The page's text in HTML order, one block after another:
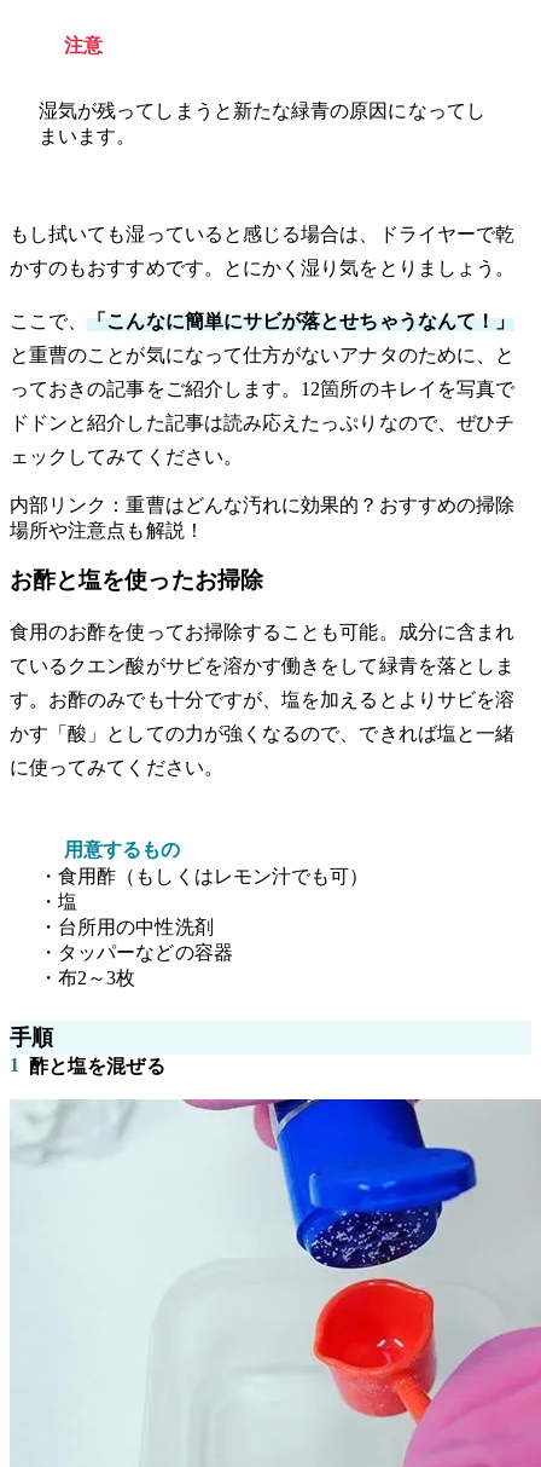
注意
湿気が残ってしまうと新たな緑青の原因になってし
まいます。
もし拭いても湿っていると感じる場合は、ドライヤーで乾
かすのもおすすめです。とにかく湿り気をとりましょう。
ここで、「こんなに簡単にサビが落とせちゃうなんて！」
と重曹のことが気になって仕方がないアナタのために、と
っておきの記事をご紹介します。12箇所のキレイを写真で
ドドンと紹介した記事は読み応えたっぷりなので、ぜひチ
ェックしてみてください。
内部リンク：重曹はどんな汚れに効果的？おすすめの掃除
場所や注意点も解説！
お酢と塩を使ったお掃除
食用のお酢を使ってお掃除することも可能。成分に含まれ
ているクエン酸がサビを溶かす働きをして緑青を落としま
す。お酢のみでも十分ですが、塩を加えるとよりサビを溶
かす「酸」としての力が強くなるので、できれば塩と一緒
に使ってみてください。
用意するもの
・食用酢（もしくはレモン汁でも可）
・塩
・台所用の中性洗剤
・タッパーなどの容器
・布2～3枚
手順
1 酢と塩を混ぜる